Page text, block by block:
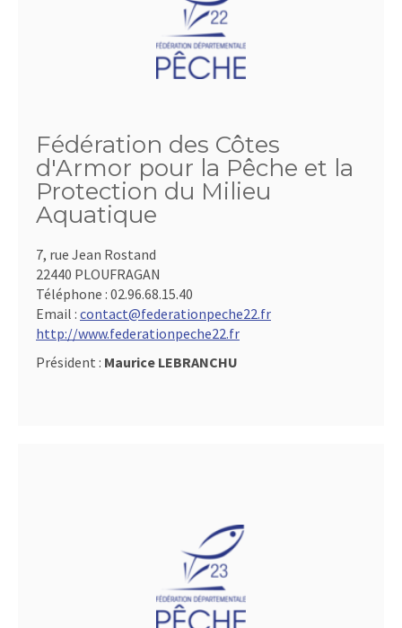
Fédération des Côtes
d'Armor pour la Pêche et la
Protection du Milieu
Aquatique
7, rue Jean Rostand
22440 PLOUFRAGAN
Téléphone : 02.96.68.15.40
Email : contact@federationpeche22.fr
http://www.federationpeche22.fr
Président : Maurice LEBRANCHU